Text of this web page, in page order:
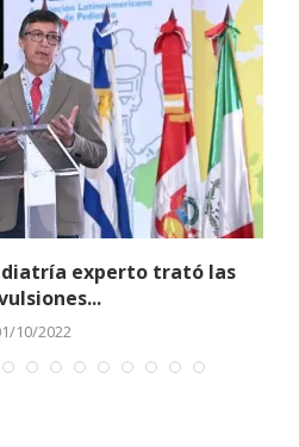
experto trató las
10/2022